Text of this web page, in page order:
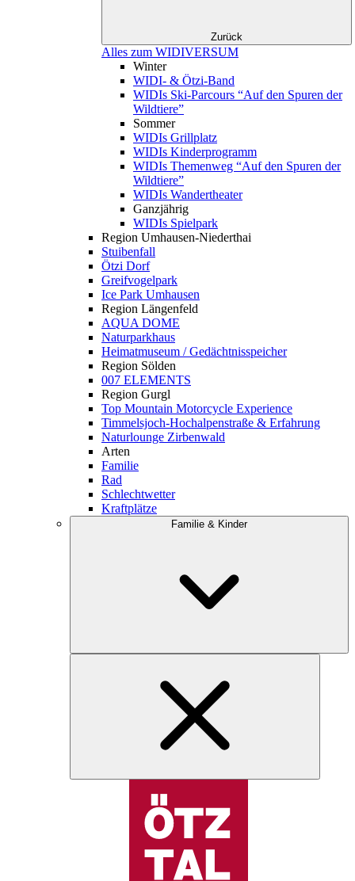
Zurück
Alles zum WIDIVERSUM
Winter
WIDI- & Ötzi-Band
WIDIs Ski-Parcours “Auf den Spuren der
Wildtiere”
Sommer
WIDIs Grillplatz
WIDIs Kinderprogramm
WIDIs Themenweg “Auf den Spuren der
Wildtiere”
WIDIs Wandertheater
Ganzjährig
WIDIs Spielpark
Region Umhausen-Niederthai
Stuibenfall
Ötzi Dorf
Greifvogelpark
Ice Park Umhausen
Region Längenfeld
AQUA DOME
Naturparkhaus
Heimatmuseum / Gedächtnisspeicher
Region Sölden
007 ELEMENTS
Region Gurgl
Top Mountain Motorcycle Experience
Timmelsjoch-Hochalpenstraße & Erfahrung
Naturlounge Zirbenwald
Arten
Familie
Rad
Schlechtwetter
Kraftplätze
Familie & Kinder